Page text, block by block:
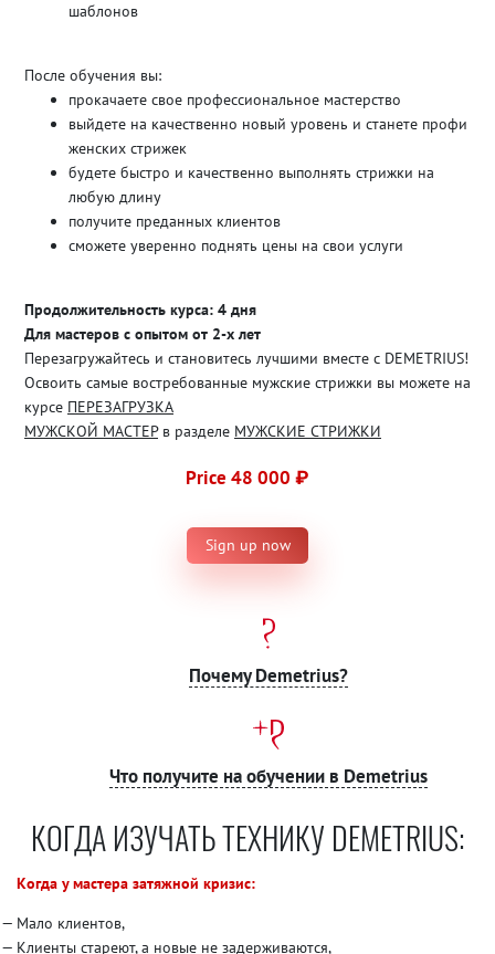
шаблонов
После обучения вы:
прокачаете свое профессиональное мастерство
выйдете на качественно новый уровень и станете профи
женских стрижек
будете быстро и качественно выполнять стрижки на
любую длину
получите преданных клиентов
сможете уверенно поднять цены на свои услуги
Продолжительность курса: 4 дня
Для мастеров с опытом от 2-х лет
Перезагружайтесь и становитесь лучшими вместе с DEMETRIUS!
Освоить самые востребованные мужские стрижки вы можете на
курсе ПЕРЕЗАГРУЗКА
МУЖСКОЙ МАСТЕРв разделе МУЖСКИЕ СТРИЖКИ
Price 48 000 ₽
Sign up now
Почему Demetrius?
Что получите на обучении в Demetrius
КОГДА ИЗУЧАТЬ ТЕХНИКУ DEMETRIUS:
Когда у мастера затяжной кризис:
Мало клиентов,
Клиенты стареют, а новые не задерживаются,